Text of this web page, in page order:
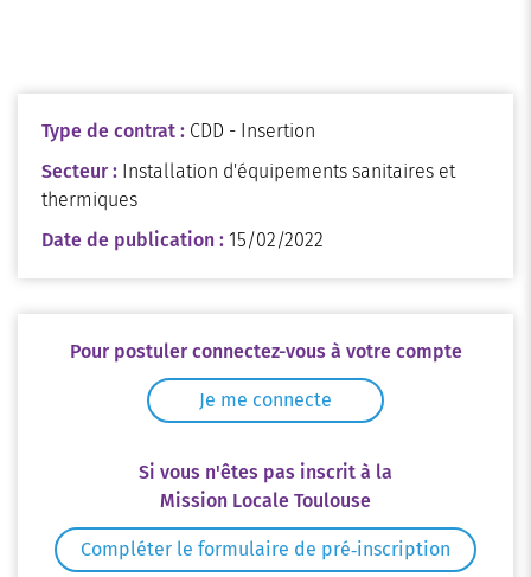
Type de contrat : CDD - Insertion
Secteur : Installation d'équipements sanitaires et
thermiques
Date de publication : 15/02/2022
Pour postuler connectez-vous à votre compte
Je me connecte
Si vous n'êtes pas inscrit à la
Mission Locale Toulouse
Compléter le formulaire de pré‑inscription